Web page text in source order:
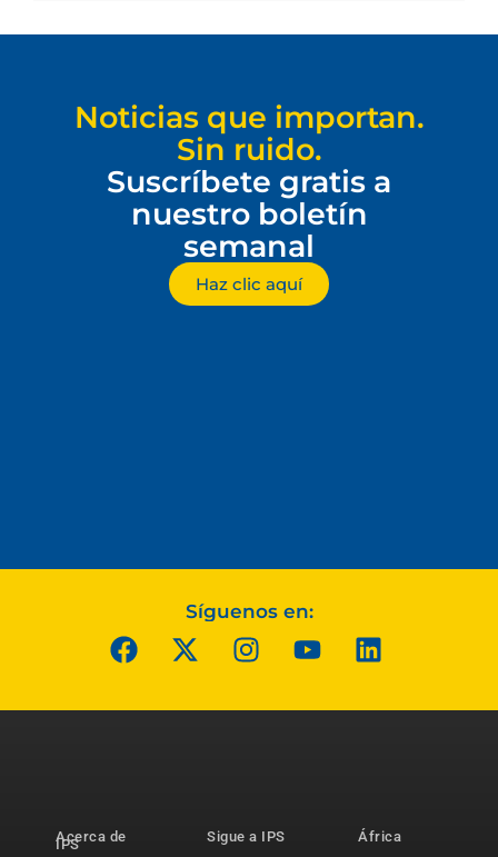
Noticias que importan.
Sin ruido.
Suscríbete gratis a
nuestro boletín
semanal
Haz clic aquí
Síguenos en:
Acerca de
IPS
Sigue a IPS
África